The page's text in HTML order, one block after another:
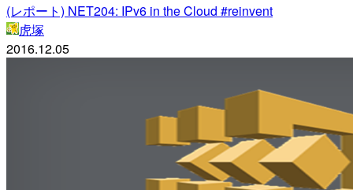
(レポート) NET204: IPv6 in the Cloud #reinvent
虎塚
2016.12.05